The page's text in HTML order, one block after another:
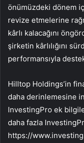
önümüzdeki dönem
revize etmelerine
kârlı kalacağını
şirketin kârlılığını
performansıyla
Hilltop Holdings’in
daha derinlemesine
InvestingPro ek
daha fazla
https://